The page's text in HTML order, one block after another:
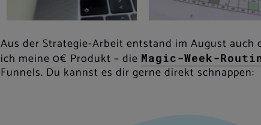
Aus der Strategie-Arbeit entstand im August auch
ich meine 0€ Produkt – die Magic-Week-
Funnels. Du kannst es dir gerne direkt schnappen: